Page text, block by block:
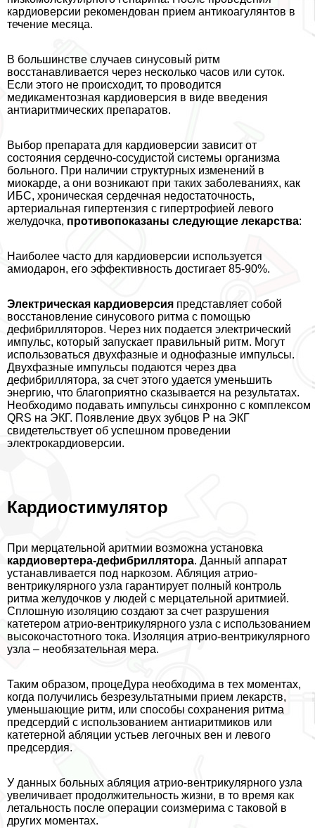
кардиоверсии рекомендован прием антикоагулянтов в
течение месяца.
В большинстве случаев синусовый ритм
восстанавливается через несколько часов или суток.
Если этого не происходит, то проводится
медикаментозная кардиоверсия в виде введения
антиаритмических препаратов.
Выбор препарата для кардиоверсии зависит от
состояния сердечно-сосудистой системы организма
больного. При наличии структурных изменений в
миокарде, а они возникают при таких заболеваниях, как
ИБС, хроническая сердечная недостаточность,
артериальная гипертензия с гипертрофией левого
желудочка, противопоказаны следующие лекарства:
Наиболее часто для кардиоверсии используется
амиодарон, его эффективность достигает 85-90%.
Электрическая кардиоверсия представляет собой
восстановление синусового ритма с помощью
дефибрилляторов. Через них подается электрический
импульс, который запускает правильный ритм. Могут
использоваться двухфазные и однофазные импульсы.
Двухфазные импульсы подаются через два
дефибриллятора, за счет этого удается уменьшить
энергию, что благоприятно сказывается на результатах.
Необходимо подавать импульсы синхронно с комплексом
QRS на ЭКГ. Появление двух зубцов Р на ЭКГ
свидетельствует об успешном проведении
электрокардиоверсии.
Кардиостимулятор
При мерцательной аритмии возможна установка
кардиовертера-дефибриллятора. Данный аппарат
устанавливается под наркозом. Абляция атрио-
вентрикулярного узла гарантирует полный контроль
ритма желудочков у людей с мерцательной аритмией.
Сплошную изоляцию создают за счет разрушения
катетером атрио‐вентрикулярного узла с использованием
высокочастотного тока. Изоляция атрио‐вентрикулярного
узла – необязательная мера.
Таким образом, процеДypa необходима в тех моментах,
когда получились безрезультатными прием лекарств,
уменьшающие ритм, или способы сохранения ритма
предсердий с использованием антиаритмиков или
катетерной абляции устьев легочных вен и левого
предсердия.
У данных больных абляция атрио‐вентрикулярного узла
увеличивает продолжительность жизни, в то время как
летальность после операции соизмерима с таковой в
других моментах.